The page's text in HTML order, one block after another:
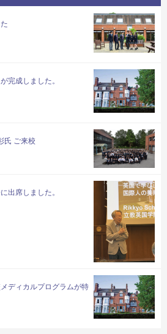
完成しました。
氏 ご来校
出席しました。
ディカルプログラムが特